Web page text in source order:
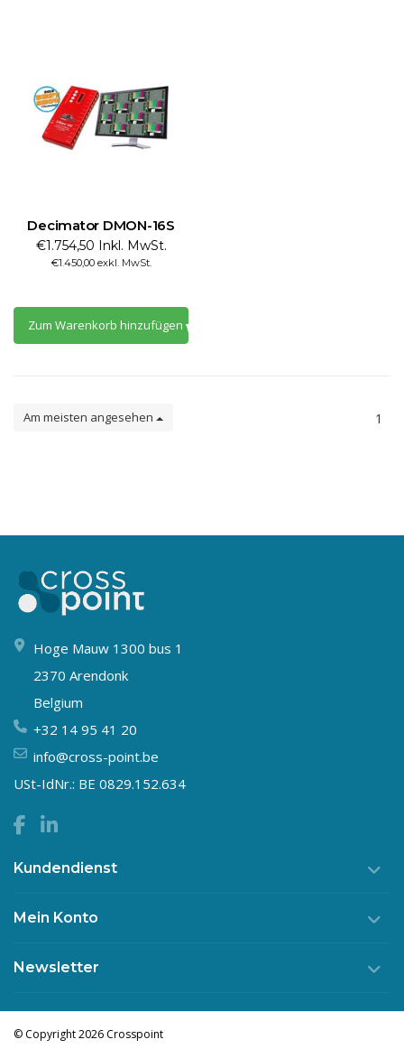
Decimator DMON-16S
€1.754,50 Inkl. MwSt.
€1.450,00 exkl. MwSt.
Zum Warenkorb hinzufügen
Am meisten angesehen 1
Hoge Mauw 1300 bus 1
2370 Arendonk
Belgium
+32 14 95 41 20
info@cross-point.be
USt-IdNr.: BE 0829.152.634
Kundendienst
Mein Konto
Newsletter
© Copyright 2026 Crosspoint